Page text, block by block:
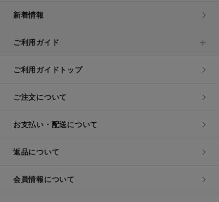
新着情報
ご利用ガイド
ご利用ガイドトップ
ご注文について
お支払い・配送について
返品について
会員情報について